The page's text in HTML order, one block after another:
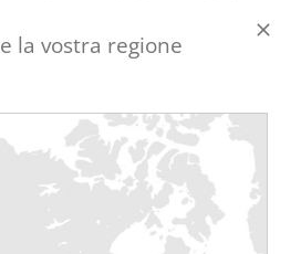
un ruolo chiave nello sviluppo
nuove tecnologie,
nella politica e nei
I temi chiave di Eco sono
dell’infrastruttura
e la fiducia nelle tecnologie
la digitalizzazione orientata
la vostra regione